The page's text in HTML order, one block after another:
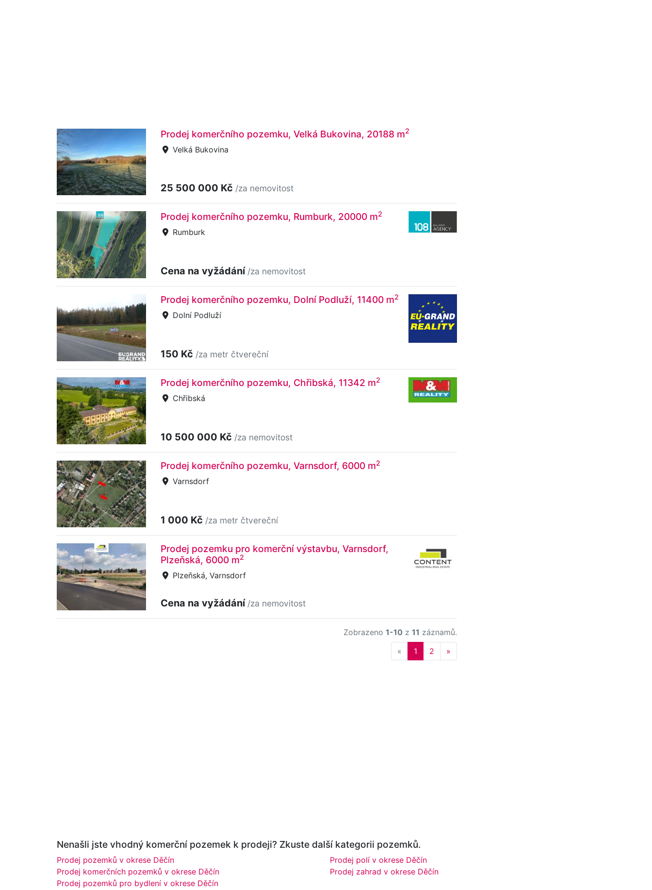
Prodej komerčního pozemku, Velká Bukovina, 20188 m2
Velká Bukovina
25 500 000 Kč /za nemovitost
Prodej komerčního pozemku, Rumburk, 20000 m2
Rumburk
Cena na vyžádání /za nemovitost
Prodej komerčního pozemku, Dolní Podluží, 11400 m2
Dolní Podluží
150 Kč /za metr čtvereční
Prodej komerčního pozemku, Chřibská, 11342 m2
Chřibská
10 500 000 Kč /za nemovitost
Prodej komerčního pozemku, Varnsdorf, 6000 m2
Varnsdorf
1 000 Kč /za metr čtvereční
Prodej pozemku pro komerční výstavbu, Varnsdorf,
Plzeňská, 6000 m2
Plzeňská, Varnsdorf
Cena na vyžádání /za nemovitost
Zobrazeno 1-10 z 11 záznamů.
« Previous
1 2 »
Nenašli jste vhodný komerční pozemek k prodeji? Zkuste další kategorii pozemků.
Prodej pozemků v okrese Děčín
Prodej komerčních pozemků v okrese Děčín
Prodej pozemků pro bydlení v okrese Děčín
Prodej polí v okrese Děčín
Prodej zahrad v okrese Děčín